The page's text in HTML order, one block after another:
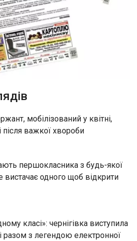
мобілізований у квітні,
після важкої хвороби
першокласника з будь-якої
вистачає одного щоб відкрити
класі»: чернігівка виступила
разом з легендою електронної